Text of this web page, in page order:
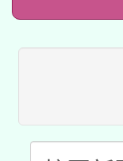
接種
接
業技
用
115
桃
開
「
關事
轉知